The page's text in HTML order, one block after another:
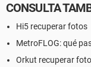
CONSULTA
Hi5 recuperar fotos
MetroFLOG: qué
Orkut recuperar